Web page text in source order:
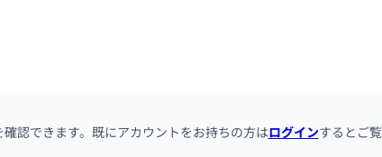
認できます。既にアカウントをお持ちの方はログインするとご